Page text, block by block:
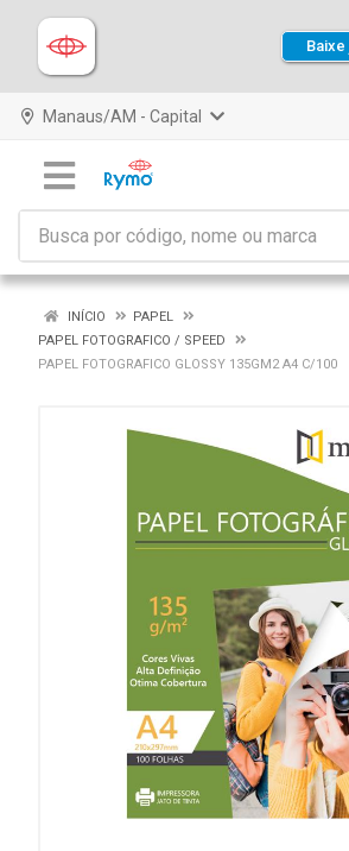
Manaus/AM - Capital
INÍCIO
PAPEL
PAPEL FOTOGRAFICO / SPEED
PAPEL FOTOGRAFICO GLOSSY 135GM2 A4 C/100